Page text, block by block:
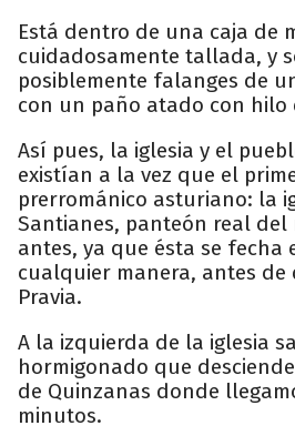
Está dentro de una caja de
cuidadosamente tallada, y
posiblemente falanges de
con un paño atado con hilo
Así pues, la iglesia y el
existían a la vez que el
prerrománico asturiano: la
Santianes, panteón real del
antes, ya que ésta se fecha
cualquier manera, antes
Pravia.
A la izquierda de la iglesia
hormigonado que
de Quinzanas donde
minutos.